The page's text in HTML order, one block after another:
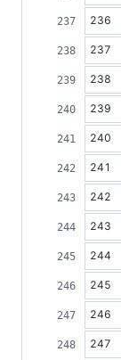
236
237
238
239
240
241
242
243
244
245
246
247